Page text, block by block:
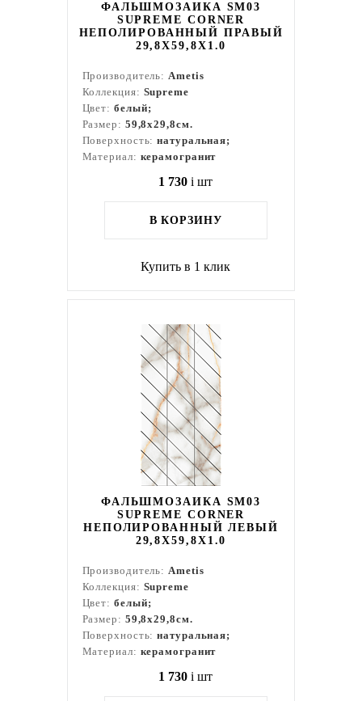
ФАЛЬШМОЗАИКА SM03
SUPREME CORNER
НЕПОЛИРОВАННЫЙ ПРАВЫЙ
29,8X59,8X1.0
Производитель:Ametis
Коллекция: Supreme
Цвет: белый;
Размер: 59,8x29,8см.
Поверхность:натуральная;
Материал: керамогранит
1 730 i шт
В КОРЗИНУ
Купить в 1 клик
ФАЛЬШМОЗАИКА SM03
SUPREME CORNER
НЕПОЛИРОВАННЫЙ ЛЕВЫЙ
29,8X59,8X1.0
Производитель:Ametis
Коллекция: Supreme
Цвет: белый;
Размер: 59,8x29,8см.
Поверхность:натуральная;
Материал: керамогранит
1 730 i шт